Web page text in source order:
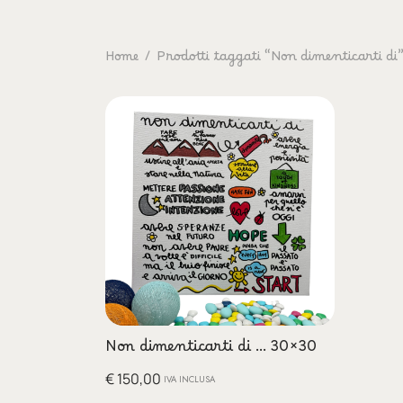
Home / Prodotti taggati “Non dimenticarti di”
Non dimenticarti di … 30×30
€150,00 IVA INCLUSA